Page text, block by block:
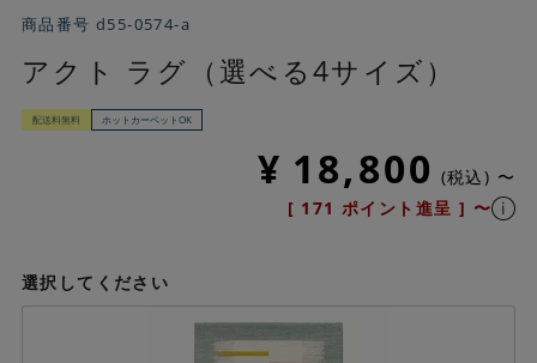
商品番号 d55-0574-a
アクト ラグ（選べる4サイズ）
配送料無料 ホットカーペットOK
¥ 18,800 税込
〜
[ 171 ポイント進呈 ] 〜
選択してください